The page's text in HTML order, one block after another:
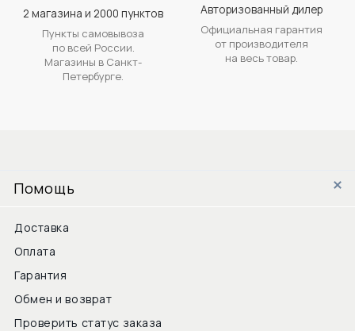
2 магазина и 2000 пунктов
Пункты самовывоза
по всей России.
Магазины в Санкт-
Петербурге.
Авторизованный дилер
Официальная гарантия
от производителя
на весь товар.
Помощь
Доставка
Оплата
Гарантия
Обмен и возврат
Проверить статус заказа